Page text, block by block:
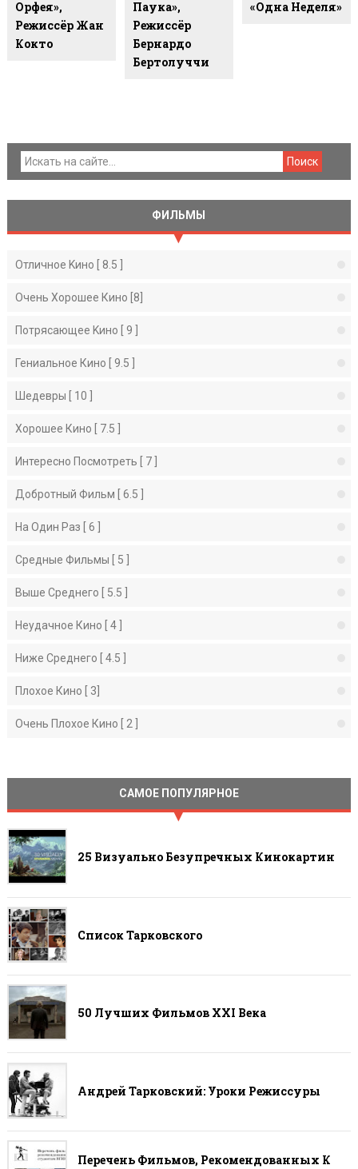
Орфея»,
Режиссёр Жан
Кокто
Паука»,
Режиссёр
Бернардо
Бертолуччи
«Одна Неделя»
ФИЛЬМЫ
Отличное Kино [ 8.5 ]
Очень Хорошее Кино [8]
Потрясающее Kино [ 9 ]
Гениальное Кино [ 9.5 ]
Шедевры [ 10 ]
Хорошее Кино [ 7.5 ]
Интересно Посмотреть [ 7 ]
Добротный Фильм [ 6.5 ]
На Один Раз [ 6 ]
Средные Фильмы [ 5 ]
Выше Среднего [ 5.5 ]
Неудачное Кино [ 4 ]
Ниже Среднего [ 4.5 ]
Плохое Кино [ 3]
Очень Плохое Кино [ 2 ]
САМОЕ ПОПУЛЯРНОЕ
25 Визуально Безупречных Кинокартин
Список Тарковского
50 Лучших Фильмов ХХI Века
Андрей Тарковский: Уроки Режиссуры
Перечень Фильмов, Рекомендованных К